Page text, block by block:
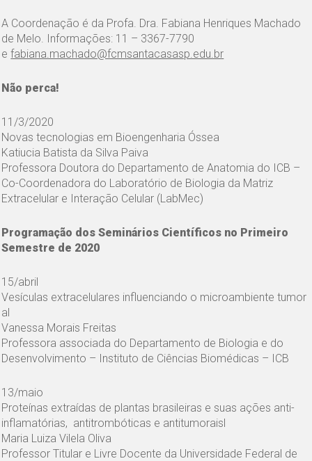
A Coordenação é da Profa. Dra. Fabiana Henriques Machado
de Melo. Informações: 11 – 3367-7790
efabiana.machado@fcmsantacasasp.edu.br
Não perca!
11/3/2020
Novas tecnologias em Bioengenharia Óssea
Katiucia Batista da Silva Paiva
Professora Doutora do Departamento de Anatomia do ICB –
Co-Coordenadora do Laboratório de Biologia da Matriz
Extracelular e Interação Celular (LabMec)
Programação dos Seminários Científicos no Primeiro
Semestre de 2020
15/abril
Vesículas extracelulares influenciando o microambiente tumor
al
Vanessa Morais Freitas
Professora associada do Departamento de Biologia e do
Desenvolvimento – Instituto de Ciências Biomédicas – ICB
13/maio
Proteínas extraídas de plantas brasileiras e suas ações anti-
inflamatórias, antitrombóticas e antitumoraisl
Maria Luiza Vilela Oliva
Professor Titular e Livre Docente da Universidade Federal de